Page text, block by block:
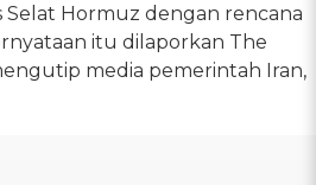
Selat Hormuz dengan rencana
itu dilaporkan The
media pemerintah Iran,